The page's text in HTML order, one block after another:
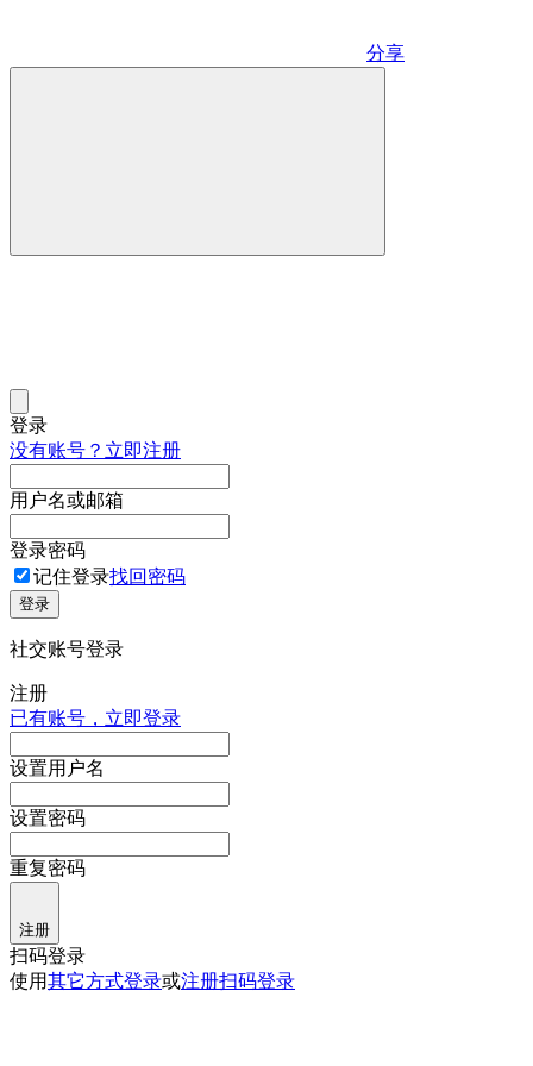
分享
登录
没有账号？立即注册
用户名或邮箱
登录密码
记住登录找回密码
登录
社交账号登录
注册
已有账号，立即登录
设置用户名
设置密码
重复密码
注册
扫码登录
使用其它方式登录或注册扫码登录